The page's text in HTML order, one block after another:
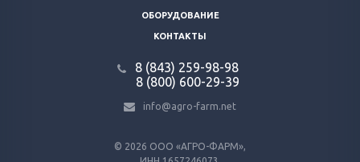
© 2026 ООО «АГРО-ФАРМ»,
ОБОРУДОВАНИЕ
КОНТАКТЫ
8 (843) 259-98-98
8 (800) 600-29-39
info@agro-farm.net